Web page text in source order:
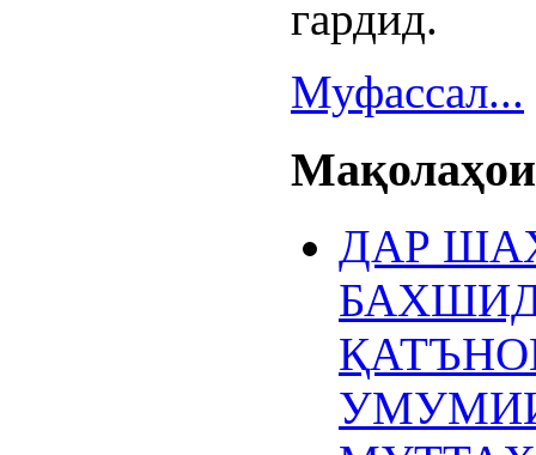
гардид.
Муфассал...
ДАР